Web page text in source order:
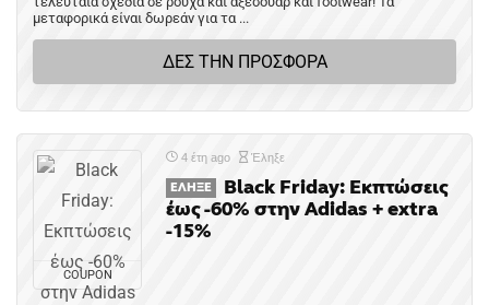
μεταφορικά είναι δωρεάν για τα ...
ΔΕΣ ΤΗΝ ΠΡΟΣΦΟΡΑ
COUPON
4 έτη ago Έληξε
ΈΛΗΞΕ
Black Friday: Eκπτώσεις
έως -60% στην Adidas + extra
-15%